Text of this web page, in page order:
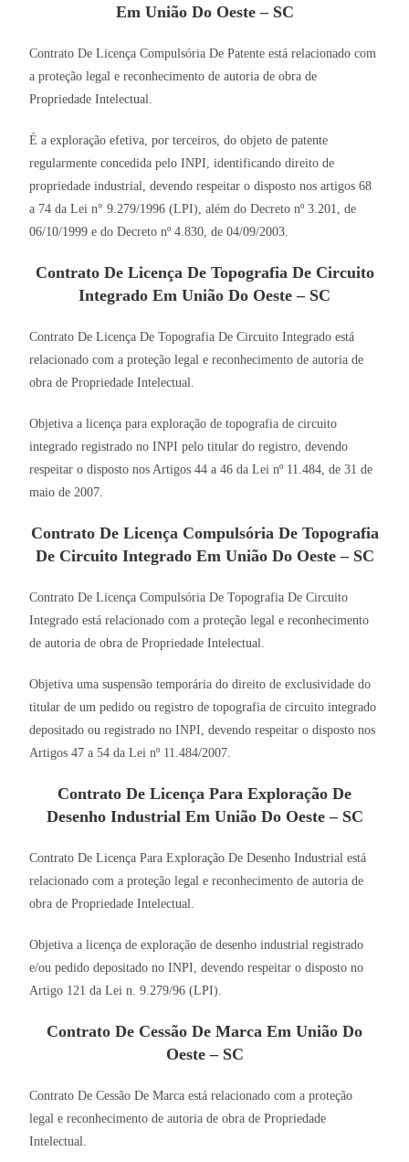
Em União Do Oeste – SC
Contrato De Licença Compulsória De Patente está relacionado com
a proteção legal e reconhecimento de autoria de obra de
Propriedade Intelectual.
É a exploração efetiva, por terceiros, do objeto de patente
regularmente concedida pelo INPI, identificando direito de
propriedade industrial, devendo respeitar o disposto nos artigos 68
a 74 da Lei n° 9.279/1996 (LPI), além do Decreto nº 3.201, de
06/10/1999 e do Decreto nº 4.830, de 04/09/2003.
Contrato De Licença De Topografia De Circuito
Integrado Em União Do Oeste – SC
Contrato De Licença De Topografia De Circuito Integrado está
relacionado com a proteção legal e reconhecimento de autoria de
obra de Propriedade Intelectual.
Objetiva a licença para exploração de topografia de circuito
integrado registrado no INPI pelo titular do registro, devendo
respeitar o disposto nos Artigos 44 a 46 da Lei nº 11.484, de 31 de
maio de 2007.
Contrato De Licença Compulsória De Topografia
De Circuito Integrado Em União Do Oeste – SC
Contrato De Licença Compulsória De Topografia De Circuito
Integrado está relacionado com a proteção legal e reconhecimento
de autoria de obra de Propriedade Intelectual.
Objetiva uma suspensão temporária do direito de exclusividade do
titular de um pedido ou registro de topografia de circuito integrado
depositado ou registrado no INPI, devendo respeitar o disposto nos
Artigos 47 a 54 da Lei nº 11.484/2007.
Contrato De Licença Para Exploração De
Desenho Industrial Em União Do Oeste – SC
Contrato De Licença Para Exploração De Desenho Industrial está
relacionado com a proteção legal e reconhecimento de autoria de
obra de Propriedade Intelectual.
Objetiva a licença de exploração de desenho industrial registrado
e/ou pedido depositado no INPI, devendo respeitar o disposto no
Artigo 121 da Lei n. 9.279/96 (LPI).
Contrato De Cessão De Marca Em União Do
Oeste – SC
Contrato De Cessão De Marca está relacionado com a proteção
legal e reconhecimento de autoria de obra de Propriedade
Intelectual.